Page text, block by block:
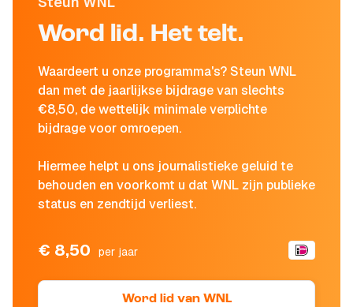
Word lid. Het telt.
Waardeert u onze programma's? Steun WNL
dan met de jaarlijkse bijdrage van slechts
€8,50, de wettelijk minimale verplichte
bijdrage voor omroepen.
Hiermee helpt u ons journalistieke geluid te
behouden en voorkomt u dat WNL zijn publieke
status en zendtijd verliest.
€ 8,50 per jaar
Word lid van WNL